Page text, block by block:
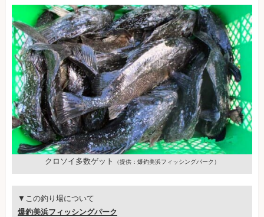
クロソイ多数ゲット （提供：爆釣美浜フィッシングパーク）
▼この釣り場について
爆釣美浜フィッシングパーク